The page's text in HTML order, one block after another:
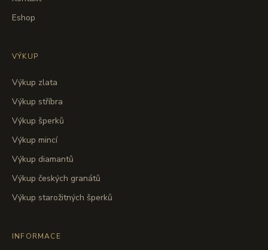
Eshop
VÝKUP
Výkup zlata
Výkup stříbra
Výkup šperků
Výkup mincí
Výkup diamantů
Výkup českých granátů
Výkup starožitných šperků
INFORMACE